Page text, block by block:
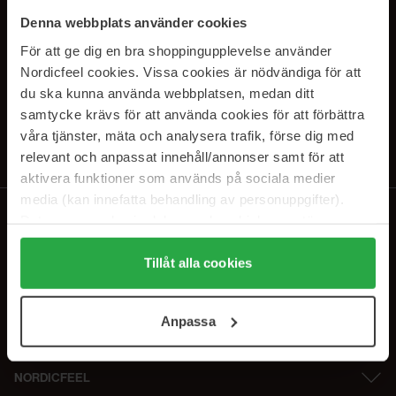
Denna webbplats använder cookies
För att ge dig en bra shoppingupplevelse använder
Nordicfeel cookies. Vissa cookies är nödvändiga för att
du ska kunna använda webbplatsen, medan ditt
samtycke krävs för att använda cookies för att förbättra
våra tjänster, mäta och analysera trafik, förse dig med
relevant och anpassat innehåll/annonser samt för att
aktivera funktioner som används på sociala medier
media (kan innefatta behandling av personuppgifter).
Genom att trycka på "Tillåt alla cookies" accepterar du
alla cookies, medan du under "Detaljer" kan anpassa
användningen av cookies. Du kan när som helst återkalla
samt vår Integritetspolicy.
Tillåt alla cookies
Anpassa
PRENUMERERA PÅ VÅRA
NYHETSBREV
E-postadress
Genom att prenumerera accepterar du vårIntegritetspolicy.
NORDICFEEL